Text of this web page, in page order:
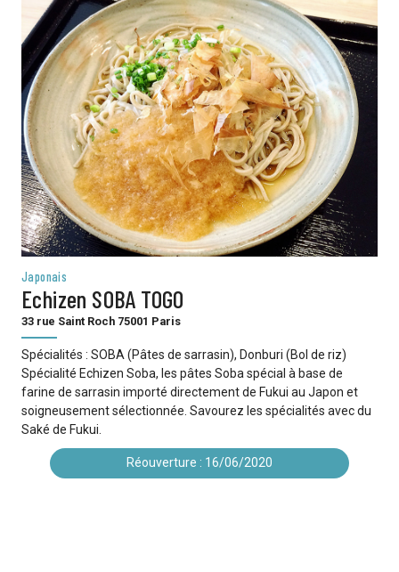
Japonais
Echizen SOBA TOGO
33 rue Saint Roch 75001 Paris
Spécialités : SOBA (Pâtes de sarrasin), Donburi (Bol de riz)
Spécialité Echizen Soba, les pâtes Soba spécial à base de
farine de sarrasin importé directement de Fukui au Japon et
soigneusement sélectionnée. Savourez les spécialités avec du
Saké de Fukui.
Réouverture : 16/06/2020